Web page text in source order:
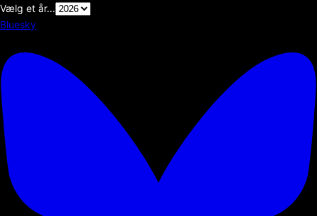
Vælg et år...
Bluesky